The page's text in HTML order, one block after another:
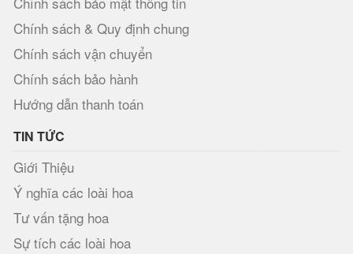
Chính sách & Quy định chung
Chính sách vận chuyển
Chính sách bảo hành
Hướng dẫn thanh toán
TIN TỨC
Giới Thiệu
Ý nghĩa các loài hoa
Tư vấn tặng hoa
Sự tích các loài hoa